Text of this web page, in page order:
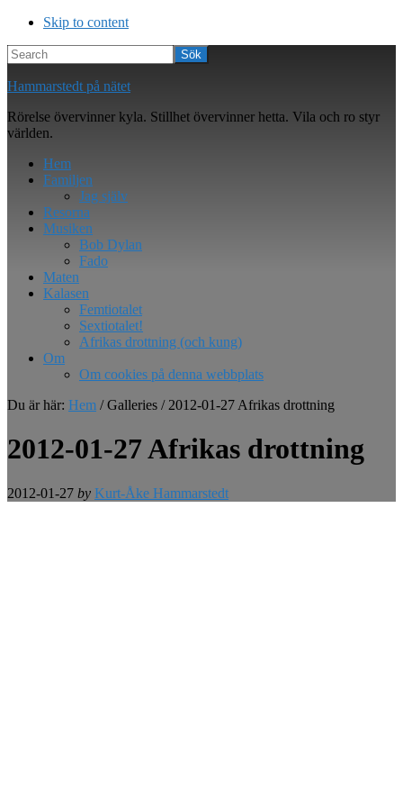
Skip to content
Search
Hammarstedt på nätet
Rörelse övervinner kyla. Stillhet övervinner hetta. Vila och ro styr
världen.
Hem
Familjen
Jag själv
Resorna
Musiken
Bob Dylan
Fado
Maten
Kalasen
Femtiotalet
Sextiotalet!
Afrikas drottning (och kung)
Om
Om cookies på denna webbplats
Du är här: Hem /Galleries /2012-01-27 Afrikas drottning
2012-01-27 Afrikas drottning
2012-01-27 by Kurt-Åke Hammarstedt